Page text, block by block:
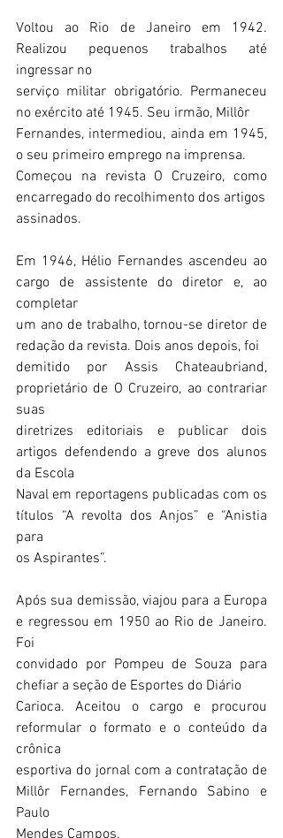
Voltou ao Rio de Janeiro em 1942.
Realizou pequenos trabalhos até
ingressar no
serviço militar obrigatório. Permaneceu
no exército até 1945. Seu irmão, Millôr
Fernandes, intermediou, ainda em 1945,
o seu primeiro emprego na imprensa.
Começou na revista O Cruzeiro, como
encarregado do recolhimento dos artigos
assinados.
Em 1946, Hélio Fernandes ascendeu ao
cargo de assistente do diretor e, ao
completar
um ano de trabalho, tornou-se diretor de
redação da revista. Dois anos depois, foi
demitido por Assis Chateaubriand,
proprietário de O Cruzeiro, ao contrariar
suas
diretrizes editoriais e publicar dois
artigos defendendo a greve dos alunos
da Escola
Naval em reportagens publicadas com os
títulos “A revolta dos Anjos” e “Anistia
para
os Aspirantes”.
Após sua demissão, viajou para a Europa
e regressou em 1950 ao Rio de Janeiro.
Foi
convidado por Pompeu de Souza para
chefiar a seção de Esportes do Diário
Carioca. Aceitou o cargo e procurou
reformular o formato e o conteúdo da
crônica
esportiva do jornal com a contratação de
Millôr Fernandes, Fernando Sabino e
Paulo
Mendes Campos.